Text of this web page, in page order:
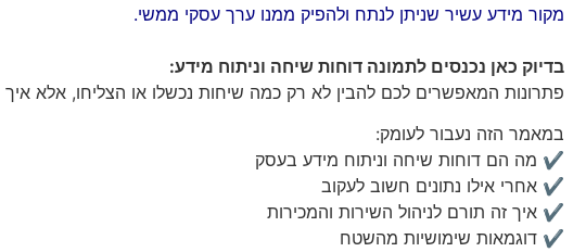
מקור מידע עשיר שניתן לנתח ולהפיק ממנו ערך עסקי ממשי.
בדיוק כאן נכנסים לתמונה דוחות שיחה וניתוח מידע:
פתרונות המאפשרים לכם להבין לא רק כמה שיחות נכשלו או הצליחו, אלא איך
במאמר הזה נעבור לעומק:
✔️ מה הם דוחות שיחה וניתוח מידע בעסק
✔️ אחרי אילו נתונים חשוב לעקוב
✔️ איך זה תורם לניהול השירות והמכירות
✔️ דוגמאות שימושיות מהשטח